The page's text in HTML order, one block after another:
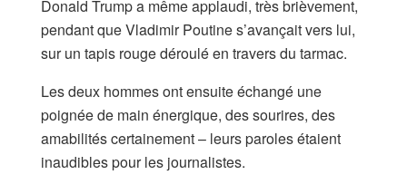
Donald Trump a même applaudi, très brièvement,
pendant que Vladimir Poutine s’avançait vers lui,
sur un tapis rouge déroulé en travers du tarmac.
Les deux hommes ont ensuite échangé une
poignée de main énergique, des sourires, des
amabilités certainement – leurs paroles étaient
inaudibles pour les journalistes.